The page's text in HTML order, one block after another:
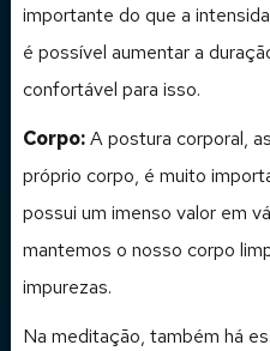
importante do que a
é possível aumentar a
confortável para isso.
Corpo:A postura corporal,
próprio corpo, é muito
possui um imenso valor em
mantemos o nosso corpo
impurezas.
Na meditação, também há